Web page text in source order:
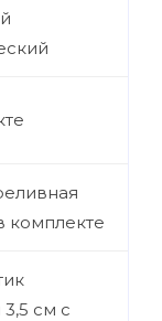
комплекте
см с